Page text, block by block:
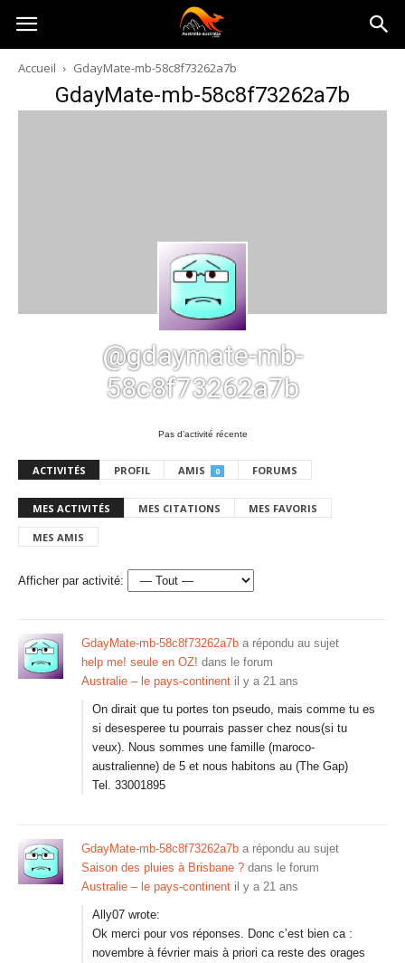
Australia-
australie.com
Accueil GdayMate-mb-58c8f73262a7b
GdayMate-mb-58c8f73262a7b
@gdaymate-mb-
58c8f73262a7b
Pas d’activité récente
ACTIVITÉS PROFIL AMIS 0 FORUMS
MES ACTIVITÉS MES CITATIONS MES FAVORIS
MES AMIS
Afficher par activité:
GdayMate-mb-58c8f73262a7b a répondu au sujet
help me! seule en OZ! dans le forum
Australie – le pays-continent il y a 21 ans
On dirait que tu portes ton pseudo, mais comme tu es
si desesperee tu pourrais passer chez nous(si tu
veux). Nous sommes une famille (maroco-
australienne) de 5 et nous habitons au (The Gap)
Tel. 33001895
GdayMate-mb-58c8f73262a7b a répondu au sujet
Saison des pluies à Brisbane ? dans le forum
Australie – le pays-continent il y a 21 ans
Ally07 wrote:
Ok merci pour vos réponses. Donc c’est bien ca :
novembre à février mais à priori ca reste des orages